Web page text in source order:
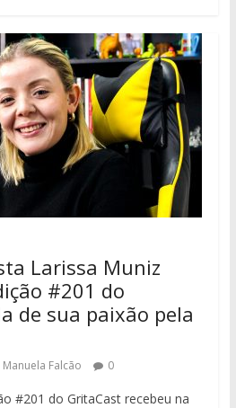
Larissa Muniz
#201 do
de sua paixão pela
Manuela Falcão 0
#201 do GritaCast recebeu na